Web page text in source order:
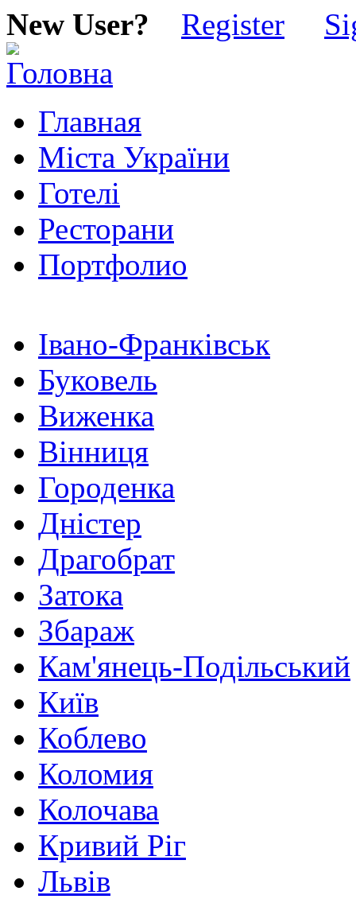
New User? Register
Главная
Міста України
Готелі
Ресторани
Портфолио
Івано-Франківськ
Буковель
Виженка
Вінниця
Городенка
Дністер
Драгобрат
Затока
Збараж
Кам'янець-Подільський
Київ
Коблево
Коломия
Колочава
Кривий Ріг
Львів